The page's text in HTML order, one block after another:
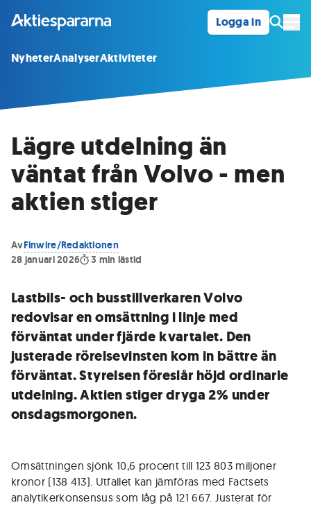
Logga in
NyheterAnalyserAktiviteter
Lägre utdelning än
väntat från Volvo - men
aktien stiger
AvFinwire/Redaktionen
28 januari 2026
3 min lästid
Lastbils- och busstillverkaren Volvo
redovisar en omsättning i linje med
förväntat under fjärde kvartalet. Den
justerade rörelsevinsten kom in bättre än
förväntat. Styrelsen föreslår höjd ordinarie
utdelning. Aktien stiger dryga 2% under
onsdagsmorgonen.
Omsättningen sjönk 10,6 procent till 123 803 miljoner
kronor (138 413). Utfallet kan jämföras med Factsets
analytikerkonsensus som låg på 121 667. Justerat för